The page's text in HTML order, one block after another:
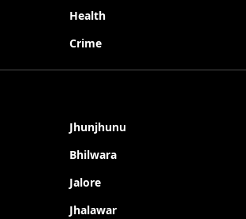
Health
Crime
Jhunjhunu
Bhilwara
Jalore
Jhalawar